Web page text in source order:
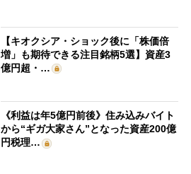
【キオクシア・ショック後に「株価倍
増」も期待できる注目銘柄5選】資産3
億円超・…
《利益は年5億円前後》住み込みバイト
から“ギガ大家さん”となった資産200億
円税理…